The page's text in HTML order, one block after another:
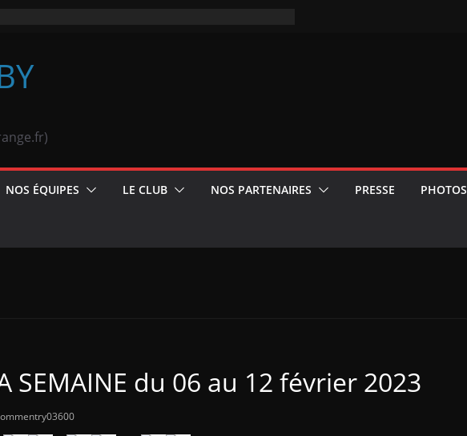
NOS ÉQUIPES LE CLUB NOS PARTENAIRES PRESSE PHOTOS
SEMAINE du 06 au 12 février 2023